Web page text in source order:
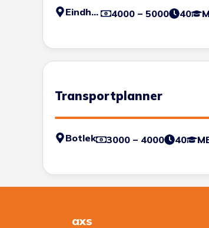
Eindhoven 4000 – 5000 40
Transportplanner
Botlek 3000 – 4000 40
axs